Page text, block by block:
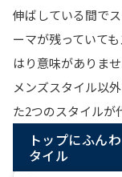
伸ばしている間で
ーマが残っていて
はり意味がありませ
メンズスタイル以
た2つのスタイルが
トップにふん
タイル